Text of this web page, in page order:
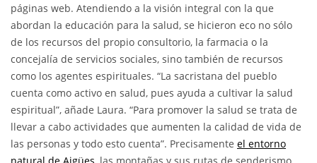
páginas web. Atendiendo a la visión integral con la que
abordan la educación para la salud, se hicieron eco no sólo
de los recursos del propio consultorio, la farmacia o la
concejalía de servicios sociales, sino también de recursos
como los agentes espirituales. “La sacristana del pueblo
cuenta como activo en salud, pues ayuda a cultivar la salud
espiritual”, añade Laura. “Para promover la salud se trata de
llevar a cabo actividades que aumenten la calidad de vida de
las personas y todo esto cuenta”. Precisamente el entorno
natural de Aigües , las montañas y sus rutas de senderismo,